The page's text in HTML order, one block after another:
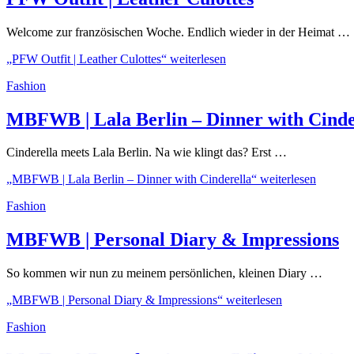
Welcome zur französischen Woche. Endlich wieder in der Heimat …
„PFW Outfit | Leather Culottes“ weiterlesen
Fashion
MBFWB | Lala Berlin – Dinner with
Cinderella meets Lala Berlin. Na wie klingt das? Erst …
„MBFWB | Lala Berlin – Dinner with Cinderella“ weiterlesen
Fashion
MBFWB | Personal Diary & Impressions
So kommen wir nun zu meinem persönlichen, kleinen Diary …
„MBFWB | Personal Diary & Impressions“ weiterlesen
Fashion